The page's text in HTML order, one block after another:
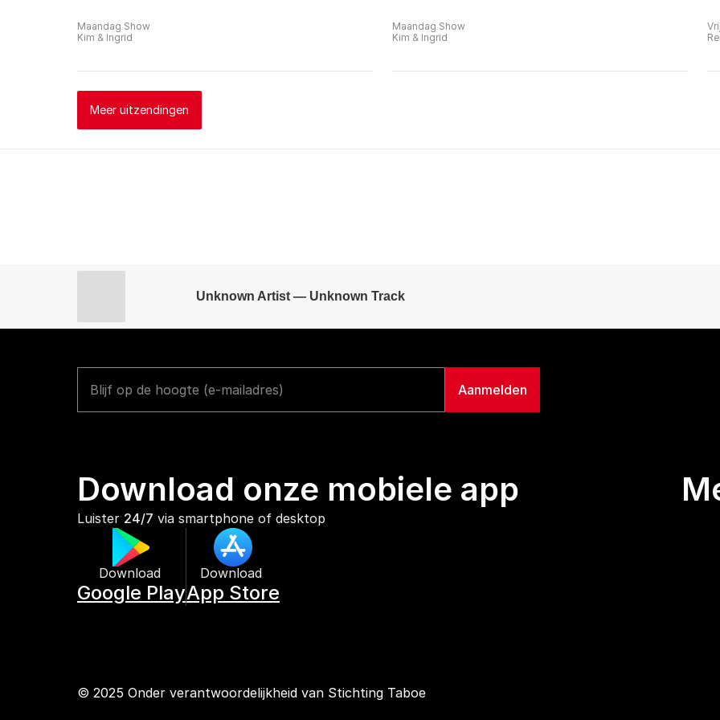
Maandag Show
Kim & Ingrid
Maandag Show
Kim & Ingrid
Meer uitzendingen
Unknown Artist — Unknown Track
Download onze mobiele app
Luister 24/7 via smartphone of desktop
Download
Google Play
Download
App Store
© 2025 Onder verantwoordelijkheid van Stichting Taboe